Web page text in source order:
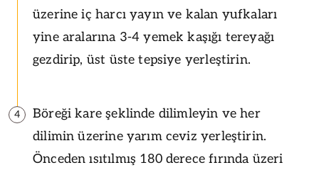
üzerine iç harcı yayın ve kalan yufkaları
yine aralarına 3-4 yemek kaşığı tereyağı
gezdirip, üst üste tepsiye yerleştirin.
4
Böreği kare şeklinde dilimleyin ve her
dilimin üzerine yarım ceviz yerleştirin.
Önceden ısıtılmış 180 derece fırında üzeri